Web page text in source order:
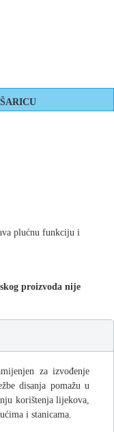
plućnu funkciju i
proizvoda nije
za izvođenje
disanja pomažu u
korištenja lijekova,
i stanicama.